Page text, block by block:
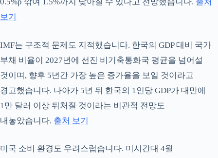
보기
IMF는 구조적 문제도 지적했습니다. 한국의 GDP 대비 국가
부채 비율이 2027년에 선진 비기축통화국 평균을 넘어설
것이며, 향후 5년간 가장 높은 증가율을 보일 것이라고
경고했습니다. 나아가 5년 뒤 한국의 1인당 GDP가 대만에
1만 달러 이상 뒤처질 것이라는 비관적 전망도
내놓았습니다. 출처 보기
미국 소비 환경도 우려스럽습니다. 미시간대 4월